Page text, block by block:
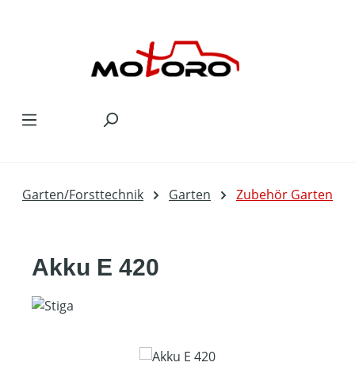
Garten/Forsttechnik Garten Zubehör Garten
Akku E 420
Bildergalerie überspringen